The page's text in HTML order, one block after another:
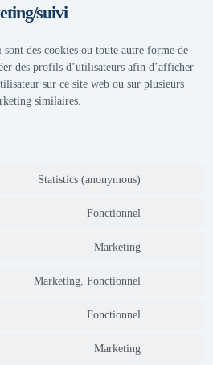
suivi
des cookies ou toute autre forme de
des profils d’utilisateurs afin d’afficher
sur ce site web ou sur plusieurs
similaires.
Statistics (anonymous)
Fonctionnel
Marketing
Marketing, Fonctionnel
Fonctionnel
Marketing